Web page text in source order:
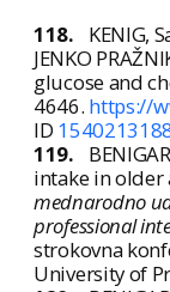
118.
KENIG,
JENKO
glucose and
4646. https://
ID
119.
intake in older
mednarodno
professional
strokovna
University of